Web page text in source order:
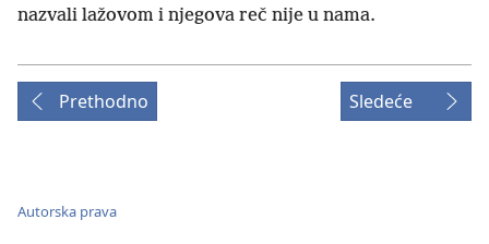
nazvali lažovom i njegova reč nije u nama.
Prethodno Sledeće
Autorska prava